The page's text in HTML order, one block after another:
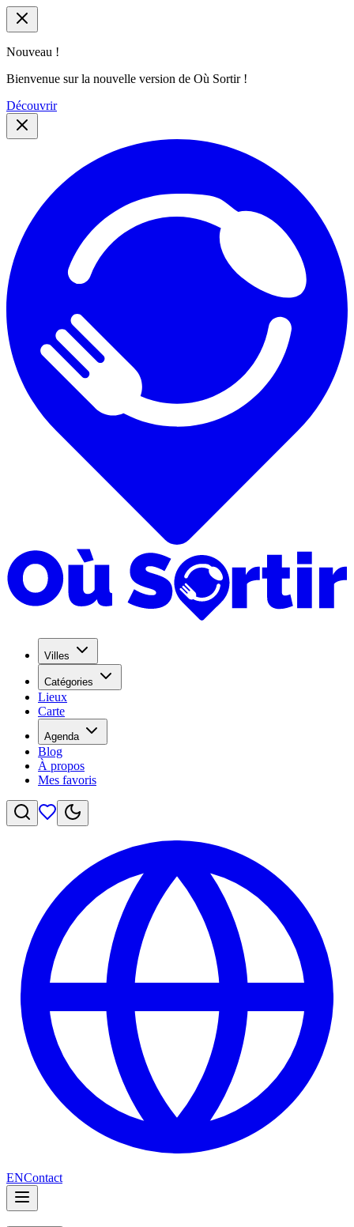
Nouveau !
Bienvenue sur la nouvelle version de Où Sortir !
Découvrir
Villes
Catégories
Lieux
Carte
Agenda
Blog
À propos
Mes favoris
ENContact